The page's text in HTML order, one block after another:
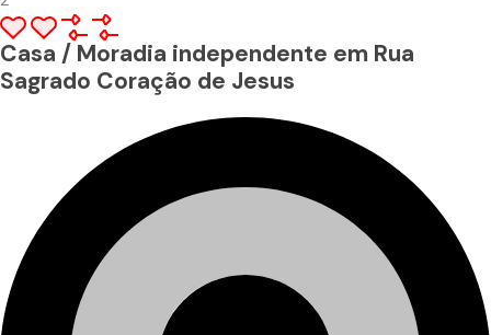
Casa / Moradia independente em Rua
Sagrado Coração de Jesus